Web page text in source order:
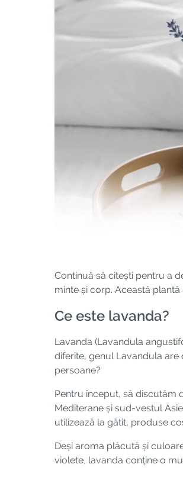
Continuă să citești pentru a
minte și corp. Această
Ce este lavanda?
Lavanda (Lavandula
diferite, genul Lavandula are
persoane?
Pentru început, să discutăm
Mediterane și sud-vestul
utilizează la gătit, produse
Deși aroma plăcută și
violete, lavanda conține o